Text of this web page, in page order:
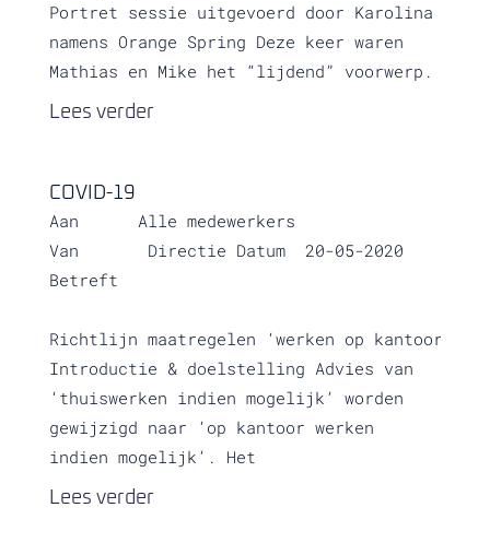
Portret sessie uitgevoerd door Karolina
namens Orange Spring Deze keer waren
Mathias en Mike het “lijdend” voorwerp.
Lees verder
COVID-19
Aan Alle medewerkers
Van Directie Datum 20-05-2020
Betreft
Richtlijn maatregelen ‘werken op kantoor in
Introductie & doelstelling Advies van
‘thuiswerken indien mogelijk’ worden
gewijzigd naar ‘op kantoor werken
indien mogelijk’. Het
Lees verder